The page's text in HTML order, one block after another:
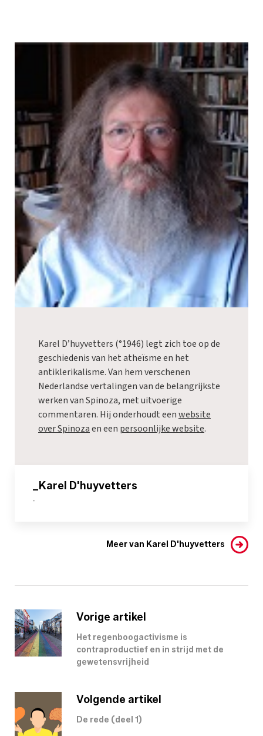
Karel D’huyvetters (°1946) legt zich toe op de
geschiedenis van het atheïsme en het
antiklerikalisme. Van hem verschenen
Nederlandse vertalingen van de belangrijkste
werken van Spinoza, met uitvoerige
commentaren. Hij onderhoudt eenwebsite
over Spinozaen een persoonlijke website.
_Karel D'huyvetters
-
Meer van Karel D'huyvetters
Vorige artikel
Het regenboogactivisme is
contraproductief en in strijd met de
gewetensvrijheid
Volgende artikel
De rede (deel 1)